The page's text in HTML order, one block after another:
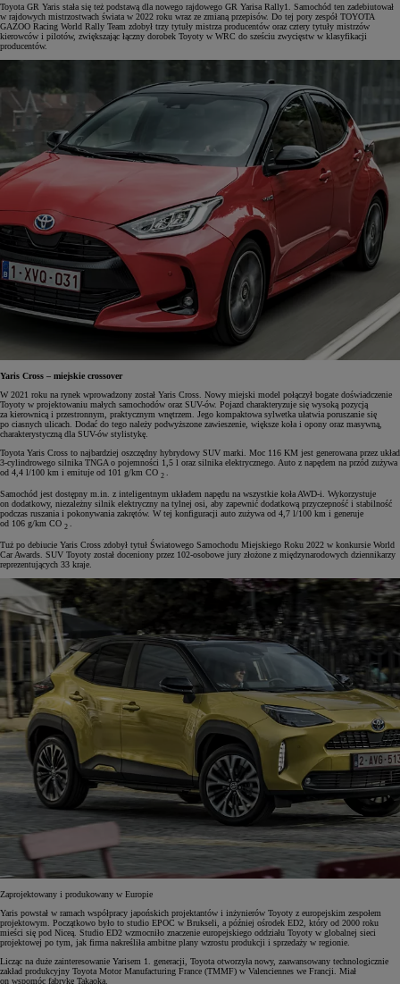
Toyota GR Yaris stała się też podstawą dla nowego rajdowego GR Yarisa Rally1. Samochód ten zadebiutował
w rajdowych mistrzostwach świata w 2022 roku wraz ze zmianą przepisów. Do tej pory zespół TOYOTA
GAZOO Racing World Rally Team zdobył trzy tytuły mistrza producentów oraz cztery tytuły mistrzów
kierowców i pilotów, zwiększając łączny dorobek Toyoty w WRC do sześciu zwycięstw w klasyfikacji
producentów.
Yaris Cross – miejskie crossover
W 2021 roku na rynek wprowadzony został Yaris Cross. Nowy miejski model połączył bogate doświadczenie
Toyoty w projektowaniu małych samochodów oraz SUV-ów. Pojazd charakteryzuje się wysoką pozycją
za kierownicą i przestronnym, praktycznym wnętrzem. Jego kompaktowa sylwetka ułatwia poruszanie się
po ciasnych ulicach. Dodać do tego należy podwyższone zawieszenie, większe koła i opony oraz masywną,
charakterystyczną dla SUV-ów stylistykę.
Toyota Yaris Cross to najbardziej oszczędny hybrydowy SUV marki. Moc 116 KM jest generowana przez układ
3-cylindrowego silnika TNGA o pojemności 1,5 l oraz silnika elektrycznego. Auto z napędem na przód zużywa
od 4,4 l/100 km i emituje od 101 g/km CO 2
Samochód jest dostępny m.in. z inteligentnym układem napędu na wszystkie koła AWD-i. Wykorzystuje
on dodatkowy, niezależny silnik elektryczny na tylnej osi, aby zapewnić dodatkową przyczepność i stabilność
podczas ruszania i pokonywania zakrętów. W tej konfiguracji auto zużywa od 4,7 l/100 km i generuje
od 106 g/km CO 2
Tuż po debiucie Yaris Cross zdobył tytuł Światowego Samochodu Miejskiego Roku 2022 w konkursie World
Car Awards. SUV Toyoty został doceniony przez 102-osobowe jury złożone z międzynarodowych dziennikarzy
reprezentujących 33 kraje.
Zaprojektowany i produkowany w Europie
Yaris powstał w ramach współpracy japońskich projektantów i inżynierów Toyoty z europejskim zespołem
projektowym. Początkowo było to studio EPOC w Brukseli, a później ośrodek ED2, który od 2000 roku
mieści się pod Niceą. Studio ED2 wzmocniło znaczenie europejskiego oddziału Toyoty w globalnej sieci
projektowej po tym, jak firma nakreśliła ambitne plany wzrostu produkcji i sprzedaży w regionie.
Licząc na duże zainteresowanie Yarisem 1. generacji, Toyota otworzyła nowy, zaawansowany technologicznie
zakład produkcyjny Toyota Motor Manufacturing France (TMMF) w Valenciennes we Francji. Miał
on wspomóc fabrykę Takaoka.